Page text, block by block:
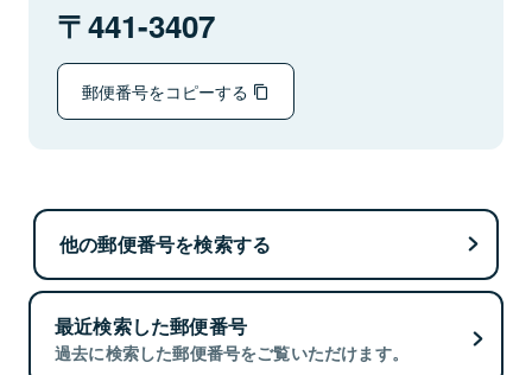
441-3407
郵便番号をコピーする
他の郵便番号を検索する
最近検索した郵便番号
過去に検索した郵便番号をご覧いただけます。